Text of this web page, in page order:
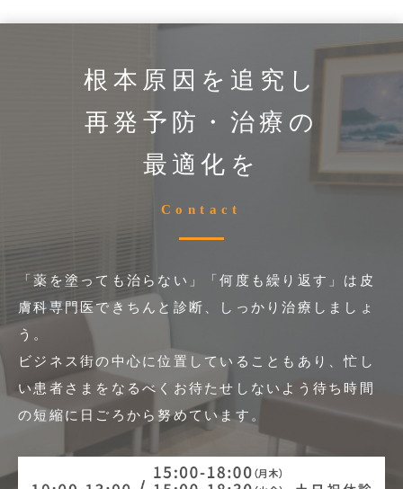
根本原因を追究し
再発予防・治療の
最適化を
Contact
「薬を塗っても治らない」「何度も繰り返す」は皮
膚科専門医できちんと診断、しっかり治療しましょ
う。
ビジネス街の中心に位置していることもあり、忙し
い患者さまをなるべくお待たせしないよう 待ち時間
の短縮に日ごろから努めています。